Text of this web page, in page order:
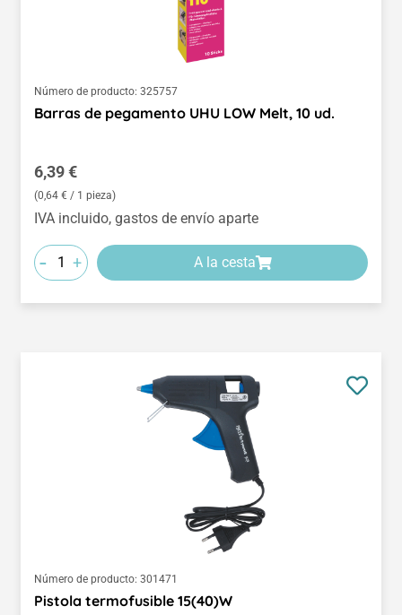
Número de producto: 325757
Barras de pegamento UHU LOW Melt, 10 ud.
Precio normal:
6,39 €
(0,64 € / 1 pieza)
IVA incluido, gastos de envío aparte
- + A la cesta
Número de producto: 301471
Pistola termofusible 15(40)W